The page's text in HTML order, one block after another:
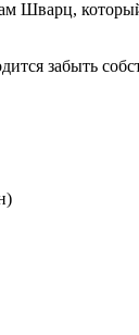
Шварц,
забыть